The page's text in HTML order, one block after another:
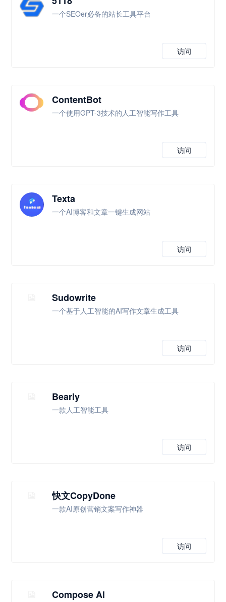
一个SEOer必备的站长工具平台
访问
ContentBot
一个使用GPT-3技术的人工智能写作工具
访问
Texta
一个AI博客和文章一键生成网站
访问
Sudowrite
一个基于人工智能的AI写作文章生成工具
访问
Bearly
一款人工智能工具
访问
快文CopyDone
一款AI原创营销文案写作神器
访问
Compose Al